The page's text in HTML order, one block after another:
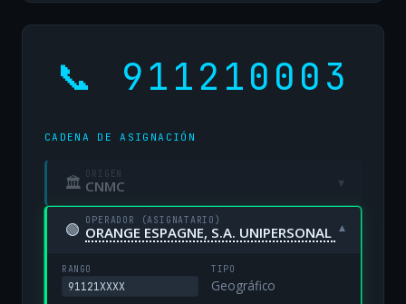
📞 911210003
CADENA DE ASIGNACIÓN
🏛 ORIGEN
CNMC ▾
🟢 OPERADOR (ASIGNATARIO)
ORANGE ESPAGNE, S.A. UNIPERSONAL ▾
RANGO
91121XXXX
TIPO
Geográfico